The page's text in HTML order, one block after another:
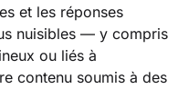
et les réponses
nuisibles — y compris
ou liés à
contenu soumis à des